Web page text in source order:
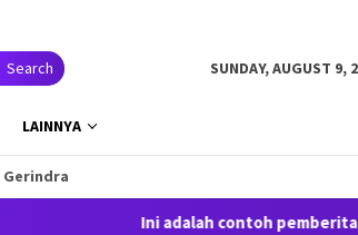
Search SUNDAY, AUGUST 9,
LAINNYA
Gerindra
Ini adalah contoh pemberitahuan